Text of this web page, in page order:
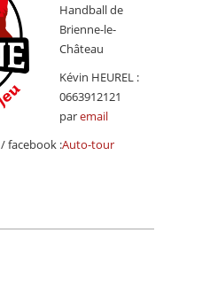
Handball de
Brienne-le-
Château
Kévin HEUREL :
0663912121
paremail
/ facebook :Auto-tour